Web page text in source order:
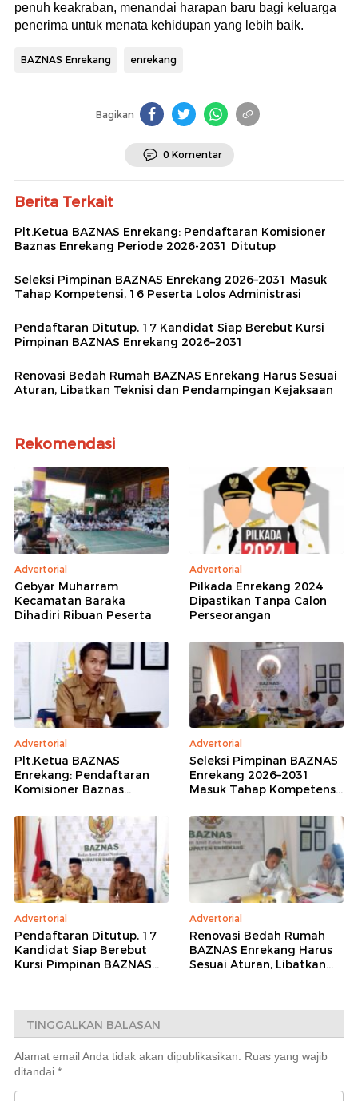
penuh keakraban, menandai harapan baru bagi keluarga
penerima untuk menata kehidupan yang lebih baik.
BAZNAS Enrekang enrekang
Bagikan
0 Komentar
Berita Terkait
Plt.Ketua BAZNAS Enrekang: Pendaftaran Komisioner
Baznas Enrekang Periode 2026-2031 Ditutup
Seleksi Pimpinan BAZNAS Enrekang 2026–2031 Masuk
Tahap Kompetensi, 16 Peserta Lolos Administrasi
Pendaftaran Ditutup, 17 Kandidat Siap Berebut Kursi
Pimpinan BAZNAS Enrekang 2026–2031
Renovasi Bedah Rumah BAZNAS Enrekang Harus Sesuai
Aturan, Libatkan Teknisi dan Pendampingan Kejaksaan
Rekomendasi
Advertorial
Gebyar Muharram
Kecamatan Baraka
Dihadiri Ribuan Peserta
Advertorial
Pilkada Enrekang 2024
Dipastikan Tanpa Calon
Perseorangan
Advertorial
Plt.Ketua BAZNAS
Enrekang: Pendaftaran
Komisioner Baznas
2031 Ditutup
Advertorial
Seleksi Pimpinan BAZNAS
Enrekang 2026–2031
Masuk Tahap Kompetensi,
Administrasi
Advertorial
Pendaftaran Ditutup, 17
Kandidat Siap Berebut
Kursi Pimpinan BAZNAS
Advertorial
Renovasi Bedah Rumah
BAZNAS Enrekang Harus
Sesuai Aturan, Libatkan
TINGGALKAN BALASAN
Alamat email Anda tidak akan dipublikasikan.
Ruas yang wajib
ditandai *